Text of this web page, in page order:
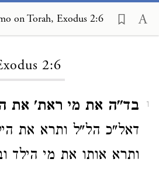
on Torah, Exodus 2:6
2:6
1 בד"ה את מי ראת' את
דאל"כ הל"ל ותרא את
ותרא אותו את מי הילד